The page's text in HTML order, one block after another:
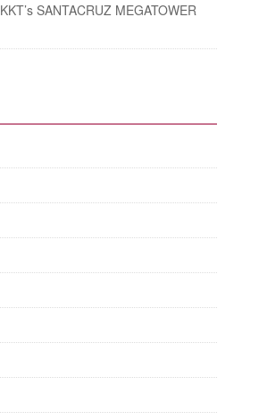
KKT’s SANTACRUZ MEGATOWER